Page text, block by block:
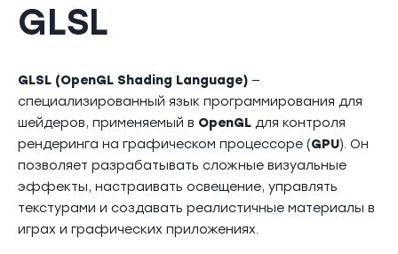
GLSL
GLSL (OpenGL Shading Language) —
специализированный язык программирования для
шейдеров, применяемый в OpenGL для контроля
рендеринга на графическом процессоре (GPU). Он
позволяет разрабатывать сложные визуальные
эффекты, настраивать освещение, управлять
текстурами и создавать реалистичные материалы в
играх и графических приложениях.